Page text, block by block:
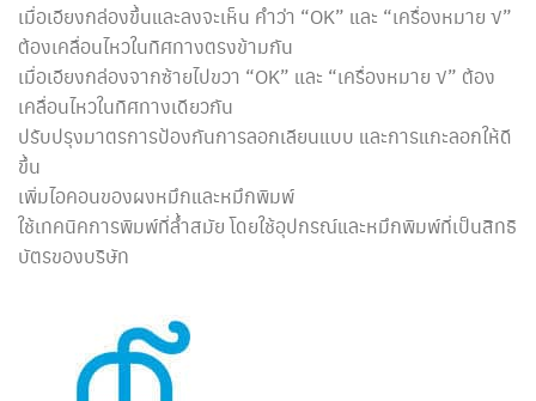
เมื่อเอียงกล่องขึ้นและลงจะเห็น คำว่า “OK” และ “เครื่องหมาย √”
ต้องเคลื่อนไหวในทิศทางตรงข้ามกัน
เมื่อเอียงกล่องจากซ้ายไปขวา “OK” และ “เครื่องหมาย √” ต้อง
เคลื่อนไหวในทิศทางเดียวกัน
ปรับปรุงมาตรการป้องกันการลอกเลียนแบบ และการแกะลอกให้ดี
ขึ้น
เพิ่มไอคอนของผงหมึกและหมึกพิมพ์
ใช้เทคนิคการพิมพ์ที่ล้ำสมัย โดยใช้อุปกรณ์และหมึกพิมพ์ที่เป็นสิทธิ
บัตรของบริษัท